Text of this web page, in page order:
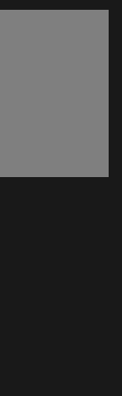
ventana)